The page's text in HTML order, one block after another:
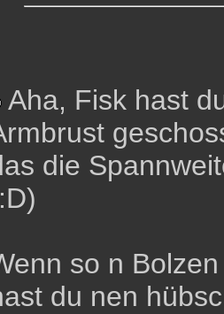
Aha, Fisk hast
die
so n
du nen